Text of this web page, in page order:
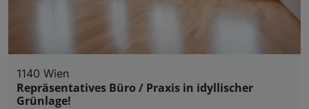
1140 Wien
Repräsentatives Büro / Praxis in idyllischer
Grünlage!